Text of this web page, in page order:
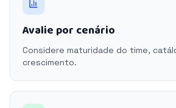
Avalie por cenário
Considere maturidade do time,
crescimento.